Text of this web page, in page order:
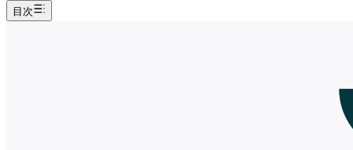
目次